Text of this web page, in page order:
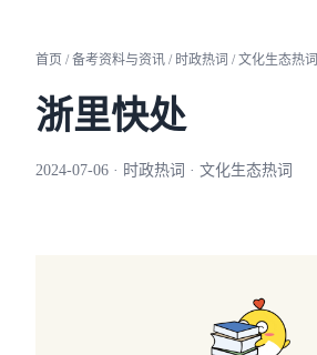
首页 / 备考资料与资讯 / 时政热词 / 文化生态热词
浙里快处
2024-07-06 · 时政热词 · 文化生态热词